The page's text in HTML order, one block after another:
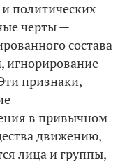
политических
черты —
состава
игнорирование
признаки,
в привычном
движению,
лица и группы,